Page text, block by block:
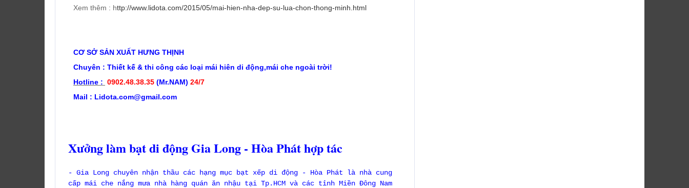
Xem thêm : http://www.lidota.com/2015/05/mai-hien-nha-dep-su-lua-chon-thong-minh.html
CƠ SỞ SẢN XUẤT HƯNG THỊNH
Chuyên : Thiết kế & thi công các loại mái hiên di động,mái che ngoài trời!
Hotline : 0902.48.38.35 (Mr.NAM) 24/7
Mail : Lidota.com@gmail.com
Xưởng làm bạt di động Gia Long - Hòa Phát hợp tác
- Gia Long chuyên nhận thầu các hạng mục bạt xếp di động - Hòa Phát là nhà cung
cấp mái che nắng mưa nhà hàng quán ăn nhậu tại Tp.HCM và các tỉnh Miền Đông Nam